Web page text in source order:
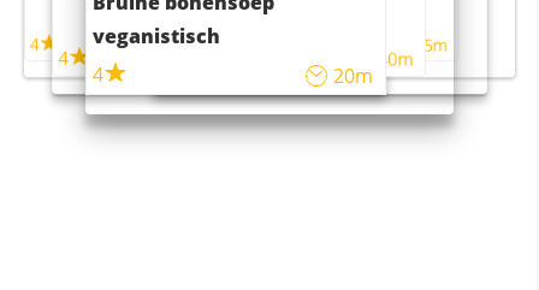
4
4 45m
veganistisch
4
20m
maaltijdsalade
40m
4 55m